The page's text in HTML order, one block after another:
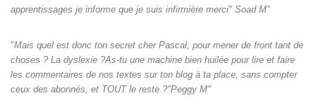
apprentissages je informe que je suis infirmière merci" Soad M"
"Mais quel est donc ton secret cher Pascal, pour mener de front tant de
choses ? La dyslexie ?As-tu une machine bien huilée pour lire et faire
les commentaires de nos textes sur ton blog à ta place, sans compter
ceux des abonnés, et TOUT le reste ?"Peggy M"